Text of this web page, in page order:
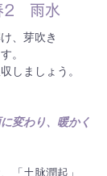
2 雨水
、芽吹き
。
しましょう。
変わり、暖かく
「土脉潤起」